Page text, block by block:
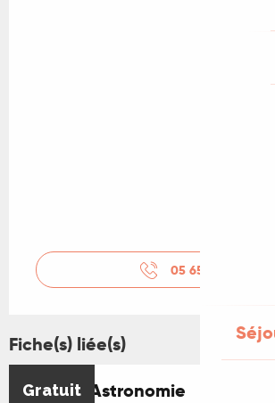
05 65 31 26
Fiche(s) liée(s)
Gratuit
Soirées Astronomie